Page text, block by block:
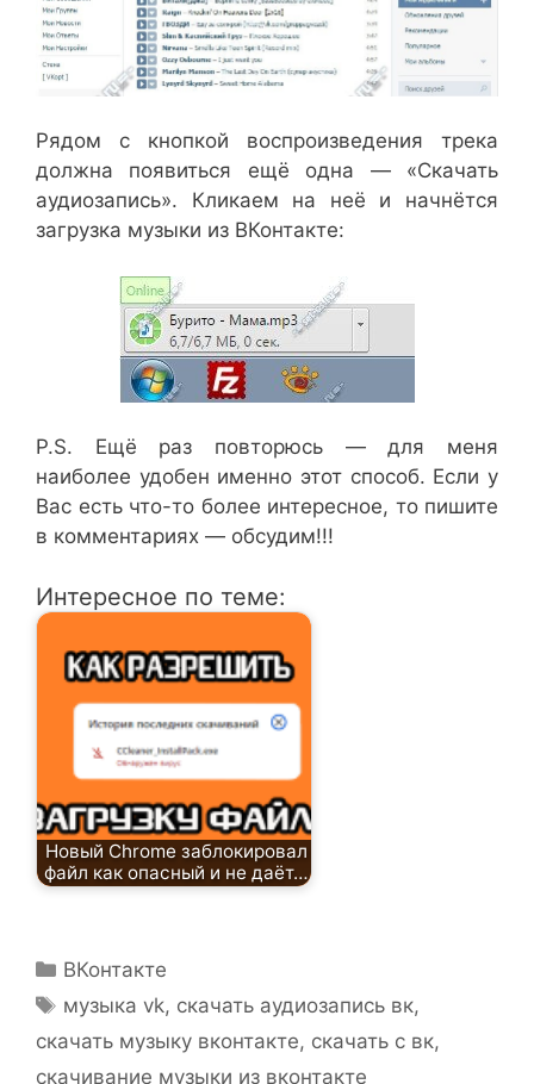
Рядом с кнопкой воспроизведения трека
должна появиться ещё одна — «Скачать
аудиозапись». Кликаем на неё и начнётся
загрузка музыки из ВКонтакте:
P.S. Ещё раз повторюсь — для меня
наиболее удобен именно этот способ. Если у
Вас есть что-то более интересное, то пишите
в комментариях — обсудим!!!
Интересное по теме:
Новый Chrome заблокировал
файл как опасный и не даёт…
Рубрики
ВКонтакте
Метки
музыка vk, скачать аудиозапись вк,
скачать музыку вконтакте, скачать с вк,
скачивание музыки из вконтакте